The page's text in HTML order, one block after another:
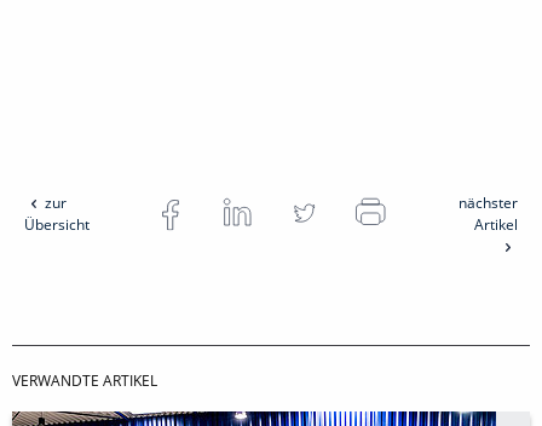
zur
Übersicht
nächster
Artikel
VERWANDTE ARTIKEL